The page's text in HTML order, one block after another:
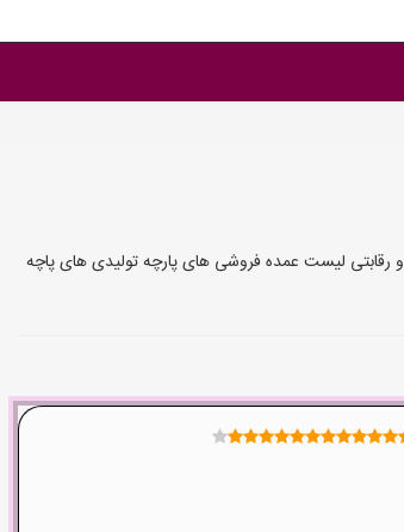
رقابتی لیست عمده فروشی های پارچه تولیدی های پاچه